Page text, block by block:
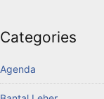
Categories
Agenda